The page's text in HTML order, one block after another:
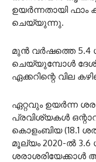
ഉയർന്നതായി ഫാം
ചെയ്യുന്നു.
മുൻ വർഷത്തെ 5.4
ചെയ്യുമ്പോൾ
ഏക്കറിന്റെ വില
ഏറ്റവും ഉയർന്ന
പ്രവിശ്യകൾ
കൊളംബിയ (18.1
മൂല്യം 2020-ൽ
ശരാശരിയേക്കാൾ